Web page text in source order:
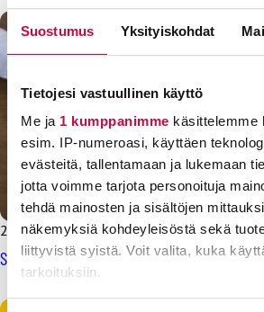
Suostumus Yksityiskohdat
Tietojesi vastuullinen käyttö
Me ja 1 kumppanimme käsittelemme
esim. IP-numeroasi, käyttäen
evästeitä, tallentamaan ja lukemaan
jotta voimme tarjota personoituja
tehdä mainosten ja sisältöjen
näkemyksiä kohdeyleisöstä sekä
liittyvistä syistä. Voit valita, kuka
tarkoituksiin.
28.9.2023
Suomi ilman maahanmuuttajia? – Ei kiitos,